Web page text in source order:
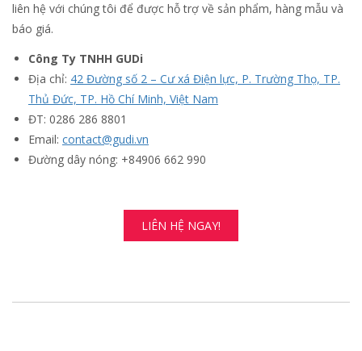
liên hệ với chúng tôi để được hỗ trợ về sản phẩm, hàng mẫu và
báo giá.
Công Ty TNHH GUDi
Địa chỉ: 42 Đường số 2 – Cư xá Điện lực, P. Trường Thọ, TP.
Thủ Đức, TP. Hồ Chí Minh, Việt Nam
ĐT: 0286 286 8801
Email: contact@gudi.vn
Đường dây nóng: +84906 662 990
LIÊN HỆ NGAY!